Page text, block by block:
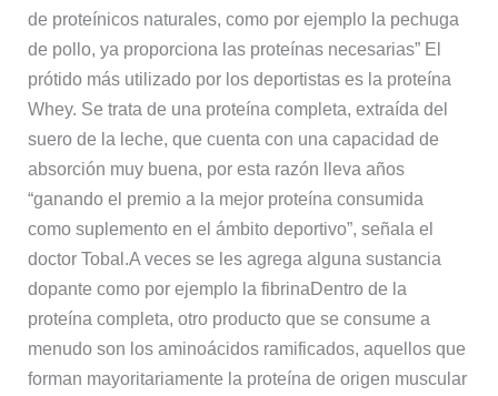
de proteínicos naturales, como por ejemplo la pechuga
de pollo, ya proporciona las proteínas necesarias” El
prótido más utilizado por los deportistas es la proteína
Whey. Se trata de una proteína completa, extraída del
suero de la leche, que cuenta con una capacidad de
absorción muy buena, por esta razón lleva años
“ganando el premio a la mejor proteína consumida
como suplemento en el ámbito deportivo”, señala el
doctor Tobal.A veces se les agrega alguna sustancia
dopante como por ejemplo la fibrinaDentro de la
proteína completa, otro producto que se consume a
menudo son los aminoácidos ramificados, aquellos que
forman mayoritariamente la proteína de origen muscular